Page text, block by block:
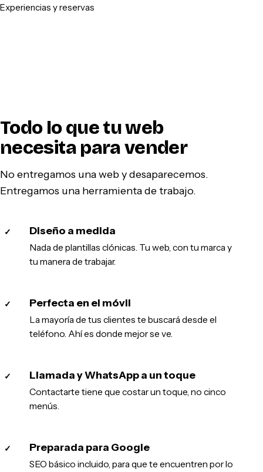
Experiencias y reservas
Todo lo que tu web
necesita para vender
No entregamos una web y desaparecemos.
Entregamos una herramienta de trabajo.
✓ Diseño a medida
Nada de plantillas clónicas. Tu web, con tu marca y
tu manera de trabajar.
✓ Perfecta en el móvil
La mayoría de tus clientes te buscará desde el
teléfono. Ahí es donde mejor se ve.
✓ Llamada y WhatsApp a un toque
Contactarte tiene que costar un toque, no cinco
menús.
✓ Preparada para Google
SEO básico incluido, para que te encuentren por lo